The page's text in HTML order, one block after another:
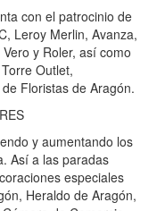
con el patrocinio de
Leroy Merlin, Avanza,
y Roler, así como
Outlet,
Floristas de Aragón.
y aumentando los
Así a las paradas
especiales
Heraldo de Aragón,